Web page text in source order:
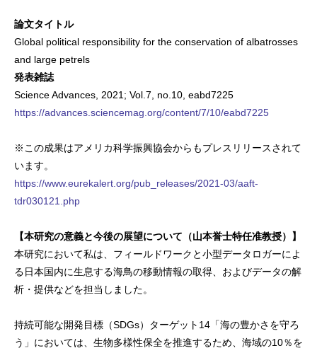
論文タイトル
Global political responsibility for the conservation of albatrosses
and large petrels
発表雑誌
Science Advances, 2021; Vol.7, no.10, eabd7225
https://advances.sciencemag.org/content/7/10/eabd7225
※この成果はアメリカ科学振興協会からもプレスリリースされて
います。
https://www.eurekalert.org/pub_releases/2021-03/aaft-
tdr030121.php
【本研究の意義と今後の展望について（山本誉士特任准教授）】
本研究において私は、フィールドワークと小型データロガーによ
る日本国内に生息する海鳥の移動情報の取得、およびデータの解
析・提供などを担当しました。
持続可能な開発目標（SDGs）ターゲット14「海の豊かさを守ろ
う」においては、生物多様性保全を推進するため、海域の10％を